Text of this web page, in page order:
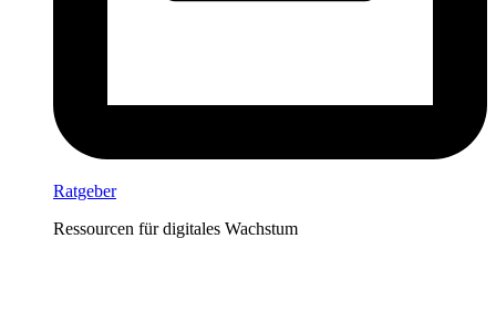
Ratgeber
Ressourcen für digitales Wachstum